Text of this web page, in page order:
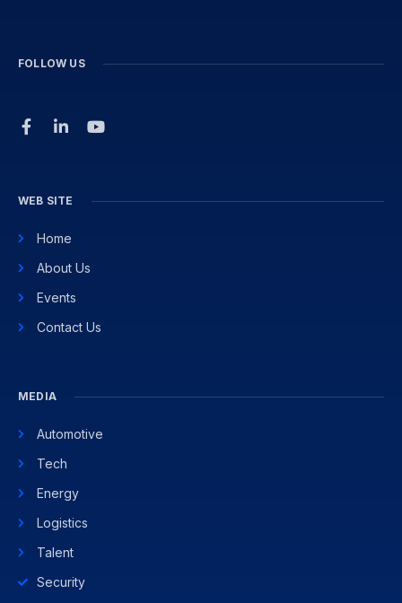
FOLLOW US
WEB SITE
Home
About Us
Events
Contact Us
MEDIA
Automotive
Tech
Energy
Logistics
Talent
Security